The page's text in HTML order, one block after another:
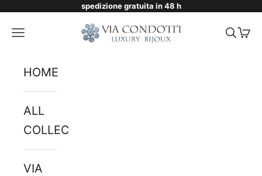
Skip to contentspedizione gratuita in 48 h
Via Condotti Store
Navigation menu Search
Cart
HOME
ALL
COLLECTIONS
VIA